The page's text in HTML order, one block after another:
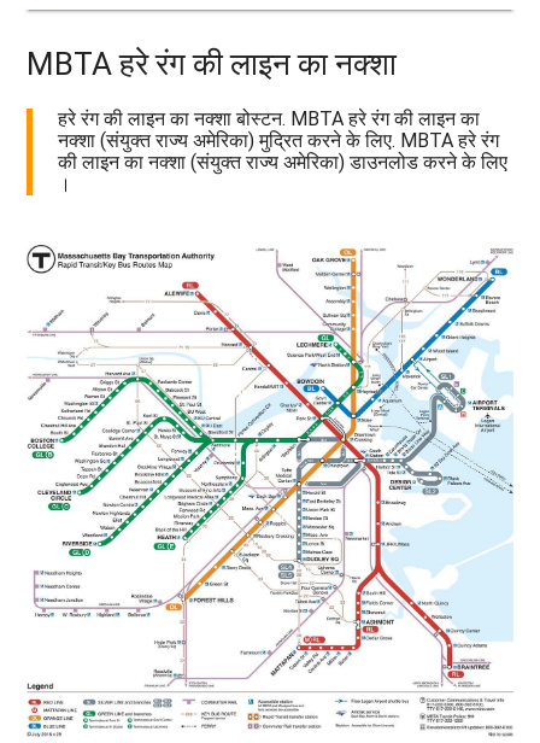
MBTA हरे रंग की लाइन का नक्शा
हरे रंग की लाइन का नक्शा बोस्टन. MBTA हरे रंग की लाइन का
नक्शा (संयुक्त राज्य अमेरिका) मुद्रित करने के लिए. MBTA हरे रंग
की लाइन का नक्शा (संयुक्त राज्य अमेरिका) डाउनलोड करने के लिए
।